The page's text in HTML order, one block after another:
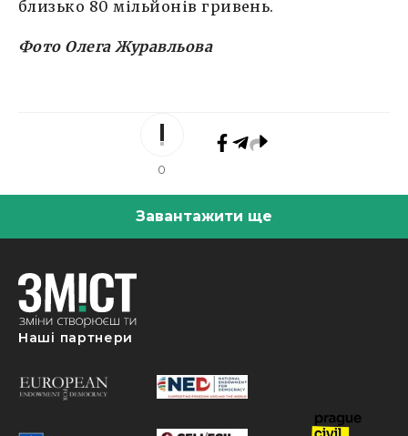
близько 80 мільйонів гривень.
Фото Олега Журавльова
0
Завантажити ще
Наші партнери